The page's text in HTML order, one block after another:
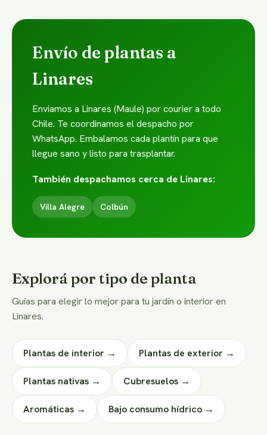
Envío de plantas a
Linares
Enviamos a Linares (Maule) por courier a todo
Chile. Te coordinamos el despacho por
WhatsApp. Embalamos cada plantín para que
llegue sano y listo para trasplantar.
También despachamos cerca de Linares:
Villa Alegre Colbún
Explorá por tipo de planta
Guías para elegir lo mejor para tu jardín o interior en
Linares.
Plantas de interior → Plantas de exterior →
Plantas nativas → Cubresuelos →
Aromáticas → Bajo consumo hídrico →